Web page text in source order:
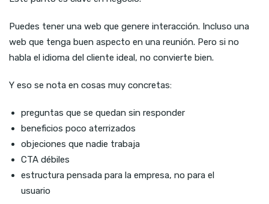
Puedes tener una web que genere interacción. Incluso una
web que tenga buen aspecto en una reunión. Pero si no
habla el idioma del cliente ideal, no convierte bien.
Y eso se nota en cosas muy concretas:
preguntas que se quedan sin responder
beneficios poco aterrizados
objeciones que nadie trabaja
CTA débiles
estructura pensada para la empresa, no para el
usuario